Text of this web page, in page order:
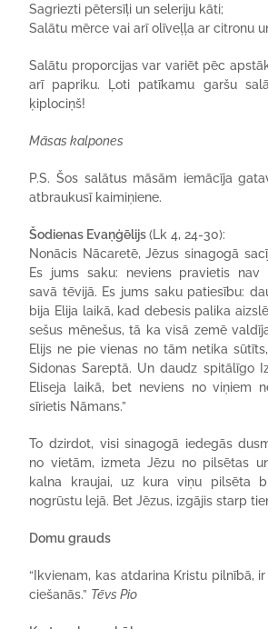
Sagriezti pētersīļi un seleriju kāti;
Salātu mērce vai arī olīveļļa ar citronu
Salātu proporcijas var variēt pēc
arī papriku. Ļoti patīkamu garšu
ķiplociņš!
Māsas kalpones
P.S. Šos salātus māsām iemācīja
atbraukusī kaimiņiene.
Šodienas Evaņģēlijs(Lk 4, 24-30):
Nonācis Nācaretē, Jēzus sinagogā
Es jums saku: neviens pravietis nav
savā tēvijā. Es jums saku patiesību:
bija Elija laikā, kad debesis palika
sešus mēnešus, tā ka visā zemē
Elijs ne pie vienas no tām netika
Sidonas Sareptā. Un daudz spitālīgo
Eliseja laikā, bet neviens no viņiem
sīrietis Nāmans.”
To dzirdot, visi sinagogā iedegās
no vietām, izmeta Jēzu no pilsētas
kalna kraujai, uz kura viņu pilsēta
nogrūstu lejā. Bet Jēzus, izgājis starp
Domu grauds
“Ikvienam, kas atdarina Kristu pilnībā,
ciešanās.” Tēvs Pio